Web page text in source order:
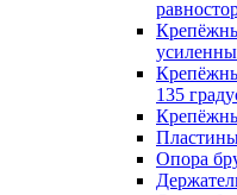
135
Опора